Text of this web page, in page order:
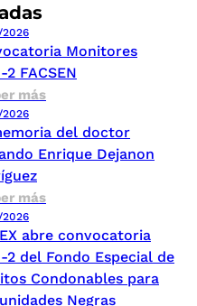
Monitores
2 FACSEN
más
del doctor
Enrique Dejanon
más
abre convocatoria
2 del Fondo Especial de
Condonables para
Negras